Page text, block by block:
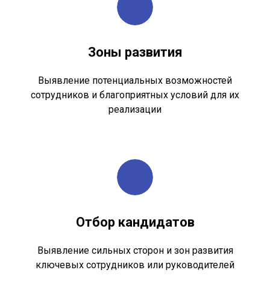
Зоны развития
Выявление потенциальных возможностей
сотрудников и благоприятных условий для их
реализации
Отбор кандидатов
Выявление сильных сторон и зон развития
ключевых сотрудников или руководителей